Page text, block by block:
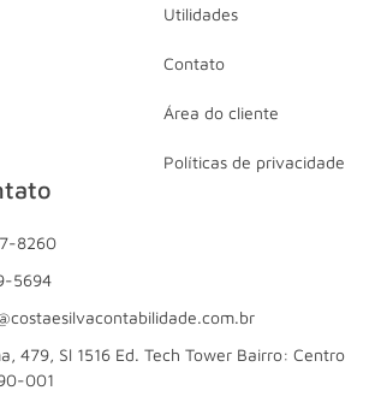
Utilidades
Contato
Área do cliente
Políticas de privacidade
8260
5694
479, Sl 1516 Ed. Tech Tower Bairro: Centro
001